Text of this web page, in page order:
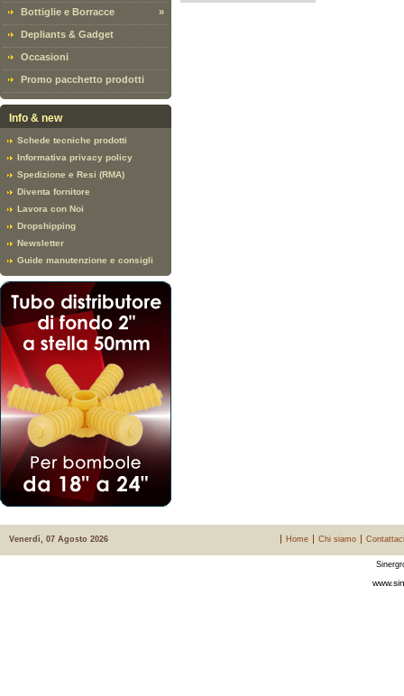
Bottiglie e Borracce »
Depliants & Gadget
Occasioni
Promo pacchetto prodotti
Info & new
Schede tecniche prodotti
Informativa privacy policy
Spedizione e Resi (RMA)
Diventa fornitore
Lavora con Noi
Dropshipping
Newsletter
Guide manutenzione e consigli
Venerdì, 07 Agosto 2026 Home Chi siamo Contattaci